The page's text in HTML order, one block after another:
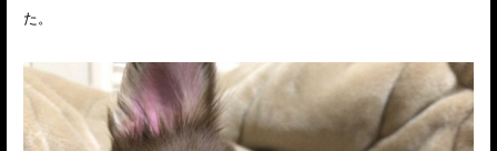
た。